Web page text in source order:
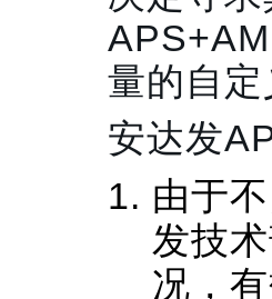
量的自
安达发
由于
发技
况，